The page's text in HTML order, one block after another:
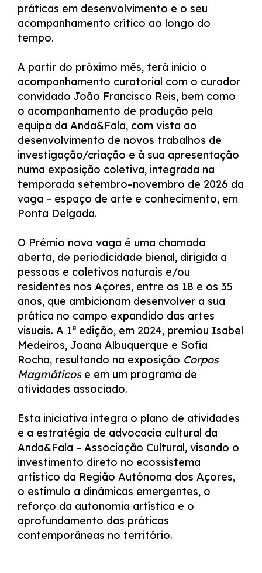
práticas em desenvolvimento e o seu
acompanhamento crítico ao longo do
tempo.
A partir do próximo mês, terá início o
acompanhamento curatorial com o curador
convidado João Francisco Reis, bem como
o acompanhamento de produção pela
equipa da Anda&Fala, com vista ao
desenvolvimento de novos trabalhos de
investigação/criação e à sua apresentação
numa exposição coletiva, integrada na
temporada setembro–novembro de 2026 da
vaga – espaço de arte e conhecimento, em
Ponta Delgada.
O Prémio nova vaga é uma chamada
aberta, de periodicidade bienal, dirigida a
pessoas e coletivos naturais e/ou
residentes nos Açores, entre os 18 e os 35
anos, que ambicionam desenvolver a sua
prática no campo expandido das artes
visuais. A 1ª edição, em 2024, premiou Isabel
Medeiros, Joana Albuquerque e Sofia
Rocha, resultando na exposição Corpos
Magmáticose em um programa de
atividades associado.
Esta iniciativa integra o plano de atividades
e a estratégia de advocacia cultural da
Anda&Fala – Associação Cultural, visando o
investimento direto no ecossistema
artístico da Região Autónoma dos Açores,
o estímulo a dinâmicas emergentes, o
reforço da autonomia artística e o
aprofundamento das práticas
contemporâneas no território.